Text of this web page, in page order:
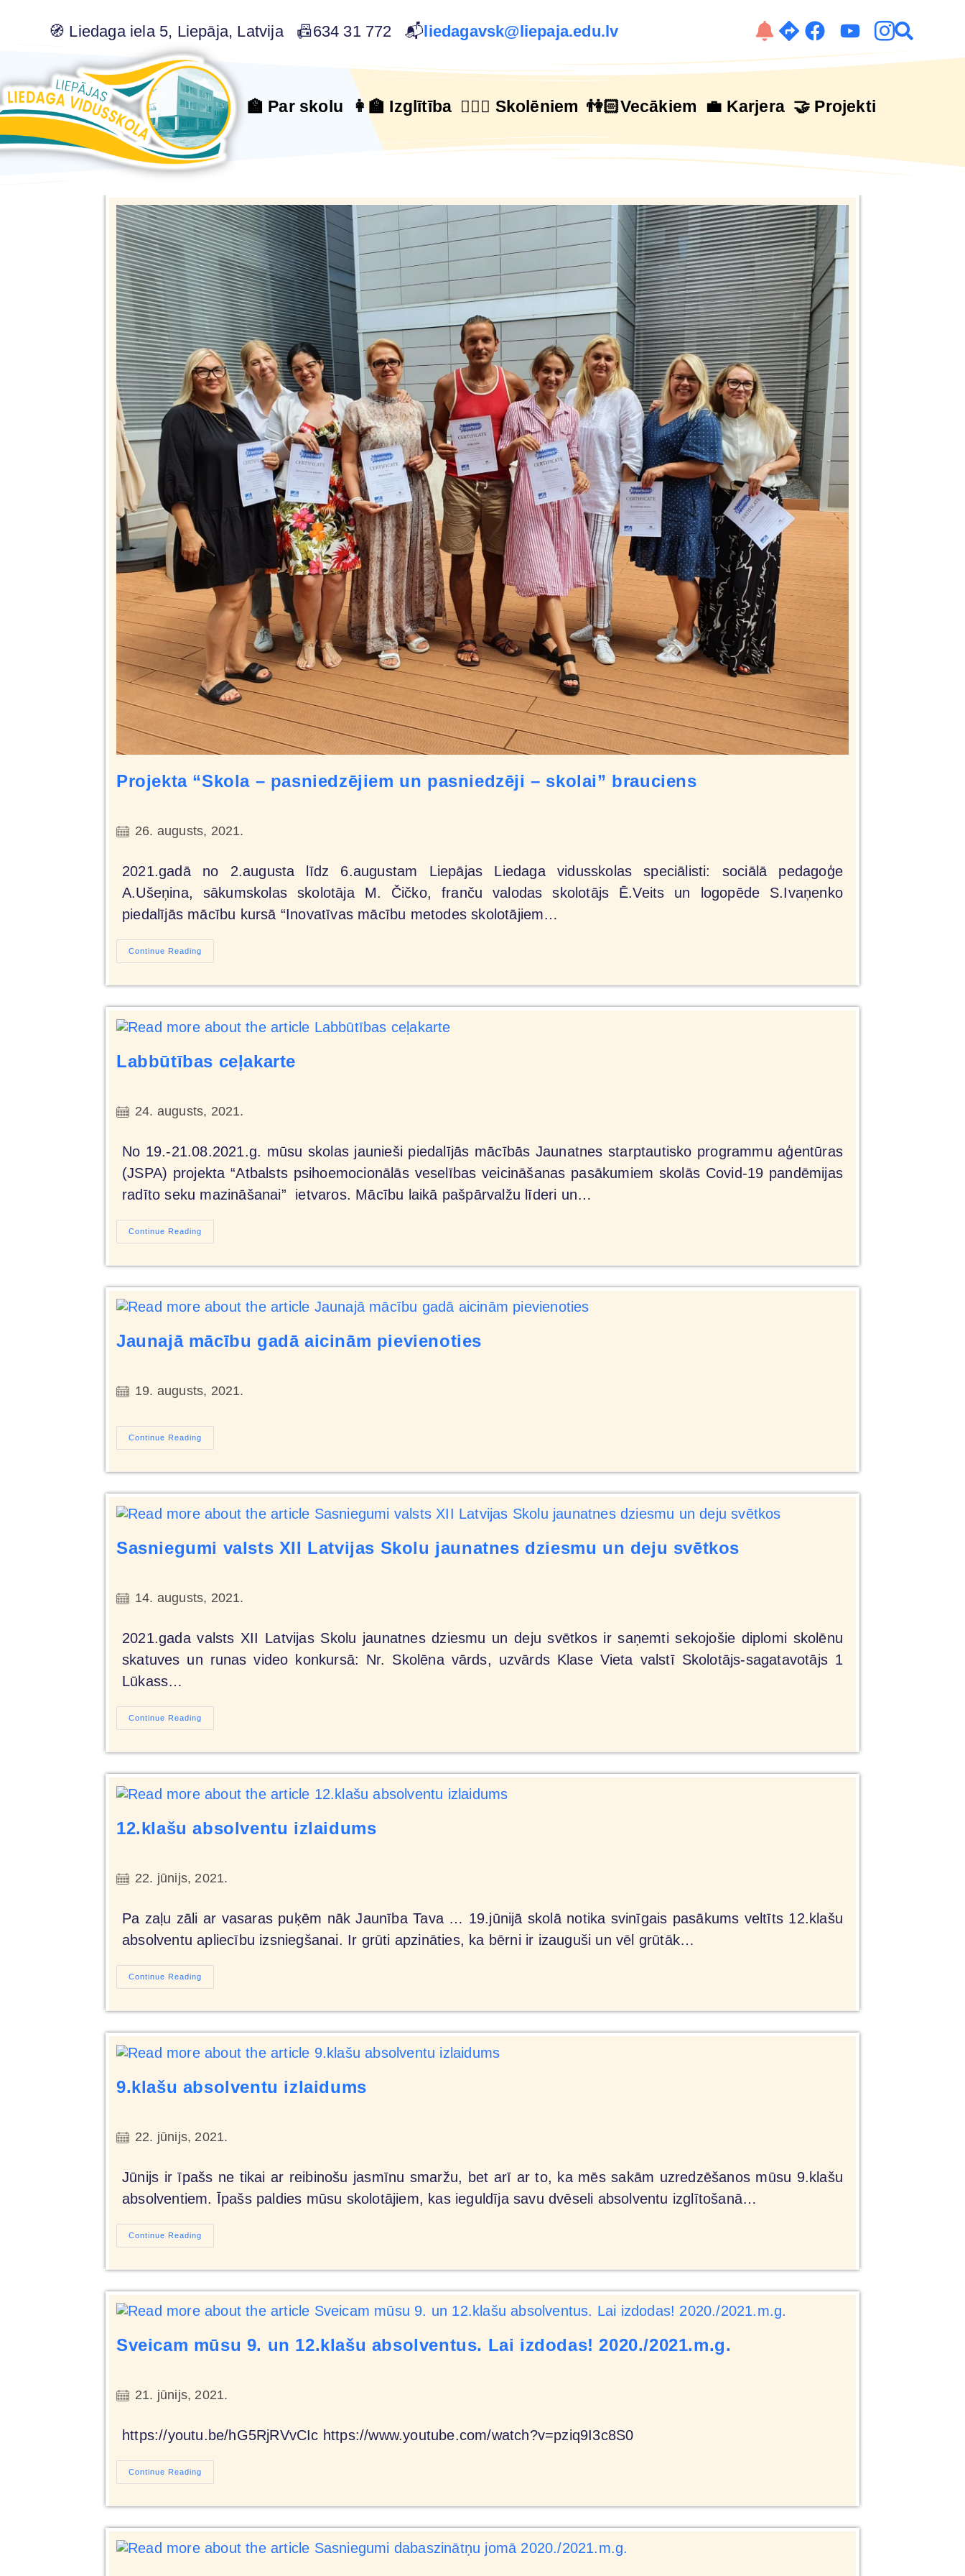
🧭 Liedaga iela 5, Liepāja, Latvija 📠634 31 772 📬 liedagavsk@liepaja.edu.lv
🏫 Par skolu 👩‍🏫 Izglītība 🙋🏻‍♂️ Skolēniem 👫🏻Vecākiem 💼 Karjera 🤝 Projekti
Projekta “Skola – pasniedzējiem un pasniedzēji – skolai” brauciens
26. augusts, 2021.
2021.gadā no 2.augusta līdz 6.augustam Liepājas Liedaga vidusskolas speciālisti: sociālā pedagoģe
A.Ušeņina, sākumskolas skolotāja M. Čičko, franču valodas skolotājs Ē.Veits un logopēde S.Ivaņenko
piedalījās mācību kursā “Inovatīvas mācību metodes skolotājiem…
Continue Reading
Labbūtības ceļakarte
24. augusts, 2021.
No 19.-21.08.2021.g. mūsu skolas jaunieši piedalījās mācībās Jaunatnes starptautisko programmu aģentūras
(JSPA) projekta “Atbalsts psihoemocionālās veselības veicināšanas pasākumiem skolās Covid-19 pandēmijas
radīto seku mazināšanai” ietvaros. Mācību laikā pašpārvalžu līderi un…
Continue Reading
Jaunajā mācību gadā aicinām pievienoties
19. augusts, 2021.
Continue Reading
Sasniegumi valsts XII Latvijas Skolu jaunatnes dziesmu un deju svētkos
14. augusts, 2021.
2021.gada valsts XII Latvijas Skolu jaunatnes dziesmu un deju svētkos ir saņemti sekojošie diplomi skolēnu
skatuves un runas video konkursā: Nr. Skolēna vārds, uzvārds Klase Vieta valstī Skolotājs-sagatavotājs 1
Lūkass…
Continue Reading
12.klašu absolventu izlaidums
22. jūnijs, 2021.
Pa zaļu zāli ar vasaras puķēm nāk Jaunība Tava … 19.jūnijā skolā notika svinīgais pasākums veltīts 12.klašu
absolventu apliecību izsniegšanai. Ir grūti apzināties, ka bērni ir izauguši un vēl grūtāk…
Continue Reading
9.klašu absolventu izlaidums
22. jūnijs, 2021.
Jūnijs ir īpašs ne tikai ar reibinošu jasmīnu smaržu, bet arī ar to, ka mēs sakām uzredzēšanos mūsu 9.klašu
absolventiem. Īpašs paldies mūsu skolotājiem, kas ieguldīja savu dvēseli absolventu izglītošanā…
Continue Reading
Sveicam mūsu 9. un 12.klašu absolventus. Lai izdodas! 2020./2021.m.g.
21. jūnijs, 2021.
https://youtu.be/hG5RjRVvCIc https://www.youtube.com/watch?v=pziq9I3c8S0
Continue Reading